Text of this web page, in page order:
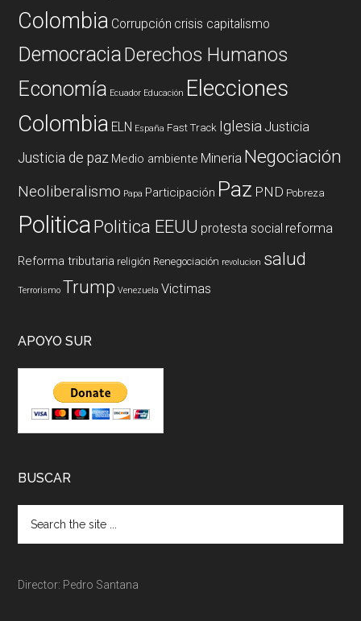
Colombia Corrupción crisis capitalismo
DemocraciaDerechos Humanos
Economía Ecuador Educación Elecciones
Colombia ELN España Fast Track Iglesia Justicia
Justicia de paz Medio ambiente Mineria Negociación
Neoliberalismo Papa Participación Paz PND Pobreza
PoliticaPolitica EEUU protesta social reforma
Reforma tributaria religión Renegociación revolucion salud
Terrorismo Trump Venezuela Victimas
APOYO SUR
BUSCAR
Director: Pedro Santana